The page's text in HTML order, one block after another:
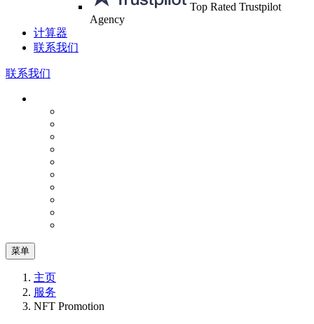
Top Rated Trustpilot
Agency
计算器
联系我们
联系我们
菜单
主页
服务
NFT Promotion